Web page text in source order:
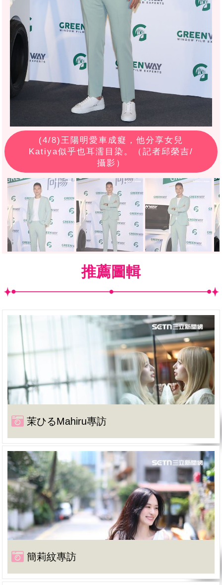
(4/8)王陽明愛車成癡，他分享女兒
Katiya似乎也耳濡目染。（記者邱榮吉/
攝影）
推薦圖輯
茉ひるMahiru專訪
簡莉紋專訪